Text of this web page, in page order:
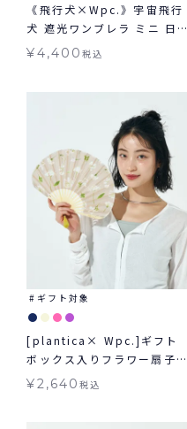
《飛行犬×Wpc.》宇宙飛行
犬 遮光ワンブレラ ミニ 日傘
折りたたみ ギフト対象 晴雨
¥4,400税込
ギフト対象
[plantica× Wpc.]ギフト
ボックス入りフラワー扇子
ギフト対象 グッズ ≪メール
¥2,640税込